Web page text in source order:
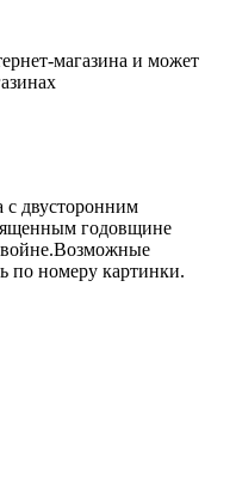
магазина и может
с двусторонним
годовщине
по номеру картинки.